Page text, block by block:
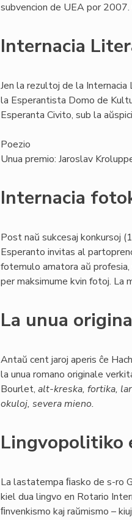
subvencion de UEA por 2007.
Internacia
Jen la rezultoj de la
la Esperantista Domo de
Esperanta Civito, sub la
Poezio
Unua premio: Jaroslav
Internacia
Post naŭ sukcesaj konkursoj
Esperanto invitas al
fotemulo amatora aŭ
per maksimume kvin fotoj. La
La unua
Antaŭ cent jaroj aperis ĉe
la unua romano originale
Bourlet, alt-kreska, fortika,
okuloj, severa mieno.
Lingvopolitiko
La lastatempa ﬁasko de s-ro
kiel dua lingvo en Rotario
ﬁnvenkismo kaj raŭmismo –